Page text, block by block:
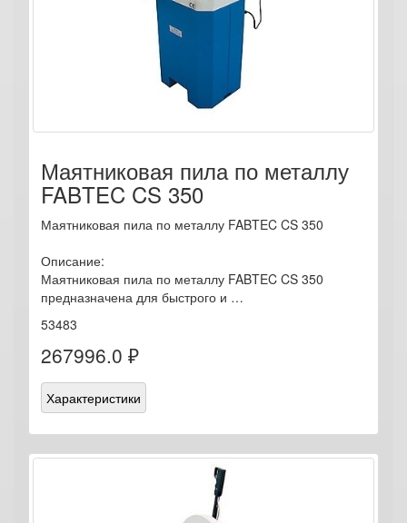
Маятниковая пила по металлу
FABTEC CS 350
Маятниковая пила по металлу FABTEC CS 350
Описание:
Маятниковая пила по металлу FABTEC CS 350
предназначена для быстрого и …
53483
267996.0 ₽
Характеристики